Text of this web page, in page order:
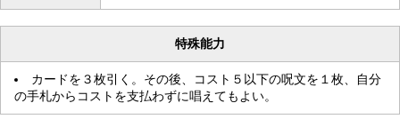
特殊能力
カードを３枚引く。その後、コスト５以下の呪文を１枚、自分
の手札からコストを支払わずに唱えてもよい。